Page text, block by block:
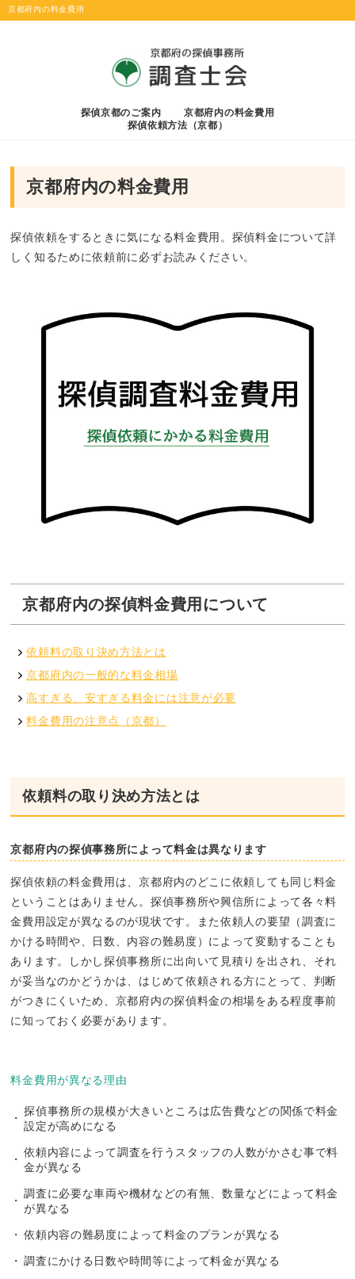
京都府内の料金費用
探偵依頼をするときに気になる料金費用。探偵料金について詳
しく知るために依頼前に必ずお読みください。
京都府内の探偵料金費用について
依頼料の取り決め方法とは
京都府内の一般的な料金相場
高すぎる、安すぎる料金には注意が必要
料金費用の注意点（京都）
依頼料の取り決め方法とは
京都府内の探偵事務所によって料金は異なります
探偵依頼の料金費用は、京都府内のどこに依頼しても同じ料金
ということはありません。探偵事務所や興信所によって各々料
金費用設定が異なるのが現状です。また依頼人の要望（調査に
かける時間や、日数、内容の難易度）によって変動することも
あります。しかし探偵事務所に出向いて見積りを出され、それ
が妥当なのかどうかは、はじめて依頼される方にとって、判断
がつきにくいため、 京都府内の探偵料金の相場をある程度事前
に知っておく必要があります。
料金費用が異なる理由
探偵事務所の規模が大きいところは広告費などの関係で料金
設定が高めになる
依頼内容によって調査を行うスタッフの人数がかさむ事で料
金が異なる
調査に必要な車両や機材などの有無、数量などによって料金
が異なる
依頼内容の難易度によって料金のプランが異なる
調査にかける日数や時間等によって料金が異なる
京都府内の料金費用
探偵京都のご案内
京都府内の料金費用
探偵依頼方法（京都）